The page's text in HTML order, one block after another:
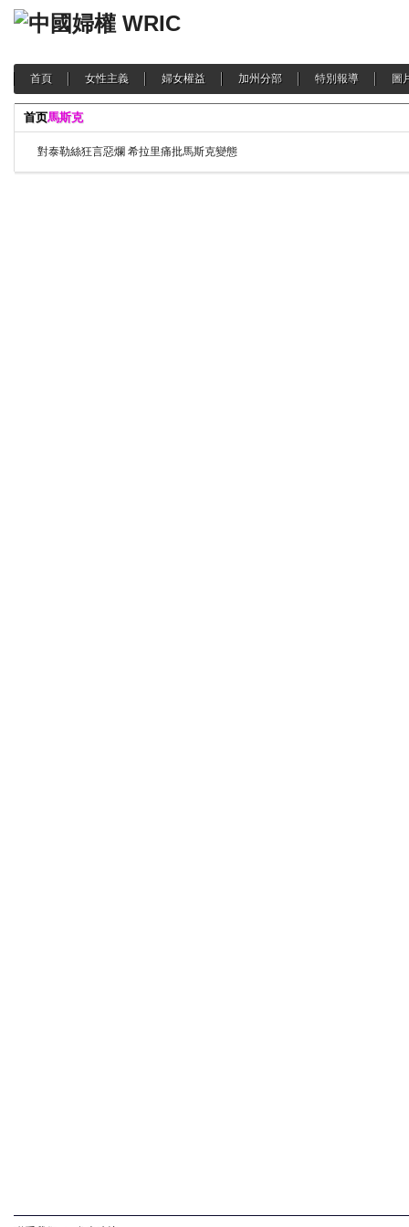
首頁 女性主義 婦女權益 加州分部 特別報導 圖
首页馬斯克
對泰勒絲狂言惡爛 希拉里痛批馬斯克變態